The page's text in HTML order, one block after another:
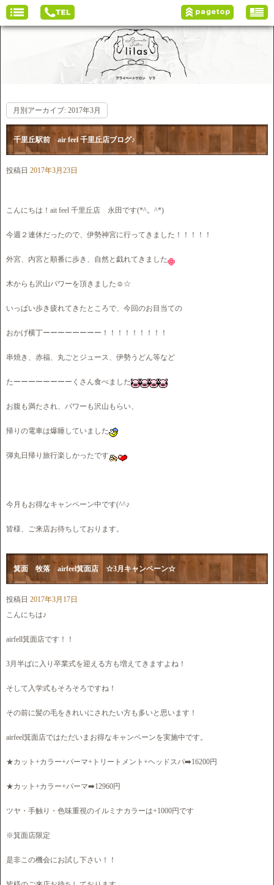
月別アーカイブ: 2017年3月
千里丘駅前 air feel 千里丘店ブログ♪
投稿日 2017年3月23日
こんにちは！ait feel 千里丘店 永田です(*^。^*)
今週２連休だったので、伊勢神宮に行ってきました！！！！！
外宮、内宮と順番に歩き、自然と戯れてきました
木からも沢山パワーを頂きました☺☆
いっぱい歩き疲れてきたところで、今回のお目当ての
おかげ横丁ーーーーーーーー！！！！！！！！！
串焼き、赤福、丸ごとジュース、伊勢うどん等など
たーーーーーーーーくさん食べました
お腹も満たされ、パワーも沢山もらい、
帰りの電車は爆睡していました
弾丸日帰り旅行楽しかったです
今月もお得なキャンペーン中です(^^♪
皆様、ご来店お待ちしております。
箕面 牧落 airfeel箕面店 ☆3月キャンペーン☆
投稿日 2017年3月17日
こんにちは♪
airfell箕面店です！！
3月半ばに入り卒業式を迎える方も増えてきますよね！
そして入学式もそろそろですね！
その前に髪の毛をきれいにされたい方も多いと思います！
airfeel箕面店ではただいまお得なキャンペーンを実施中です。
★カット+カラー+パーマ+トリートメント+ヘッドスパ➡️16200円
★カット+カラー+パーマ➡️12960円
ツヤ・手触り・色味重視のイルミナカラーは+1000円です
※箕面店限定
是非この機会にお試し下さい！！